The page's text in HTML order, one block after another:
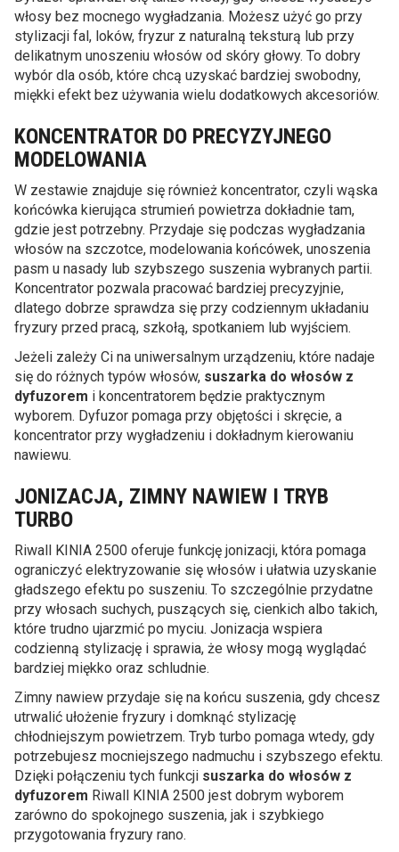
włosy bez mocnego wygładzania. Możesz użyć go przy
stylizacji fal, loków, fryzur z naturalną teksturą lub przy
delikatnym unoszeniu włosów od skóry głowy. To dobry
wybór dla osób, które chcą uzyskać bardziej swobodny,
miękki efekt bez używania wielu dodatkowych akcesoriów.
KONCENTRATOR DO PRECYZYJNEGO
MODELOWANIA
W zestawie znajduje się również koncentrator, czyli wąska
końcówka kierująca strumień powietrza dokładnie tam,
gdzie jest potrzebny. Przydaje się podczas wygładzania
włosów na szczotce, modelowania końcówek, unoszenia
pasm u nasady lub szybszego suszenia wybranych partii.
Koncentrator pozwala pracować bardziej precyzyjnie,
dlatego dobrze sprawdza się przy codziennym układaniu
fryzury przed pracą, szkołą, spotkaniem lub wyjściem.
Jeżeli zależy Ci na uniwersalnym urządzeniu, które nadaje
się do różnych typów włosów, suszarka do włosów z
dyfuzorem i koncentratorem będzie praktycznym
wyborem. Dyfuzor pomaga przy objętości i skręcie, a
koncentrator przy wygładzeniu i dokładnym kierowaniu
nawiewu.
JONIZACJA, ZIMNY NAWIEW I TRYB
TURBO
Riwall KINIA 2500 oferuje funkcję jonizacji, która pomaga
ograniczyć elektryzowanie się włosów i ułatwia uzyskanie
gładszego efektu po suszeniu. To szczególnie przydatne
przy włosach suchych, puszących się, cienkich albo takich,
które trudno ujarzmić po myciu. Jonizacja wspiera
codzienną stylizację i sprawia, że włosy mogą wyglądać
bardziej miękko oraz schludnie.
Zimny nawiew przydaje się na końcu suszenia, gdy chcesz
utrwalić ułożenie fryzury i domknąć stylizację
chłodniejszym powietrzem. Tryb turbo pomaga wtedy, gdy
potrzebujesz mocniejszego nadmuchu i szybszego efektu.
Dzięki połączeniu tych funkcji suszarka do włosów z
dyfuzorem Riwall KINIA 2500 jest dobrym wyborem
zarówno do spokojnego suszenia, jak i szybkiego
przygotowania fryzury rano.